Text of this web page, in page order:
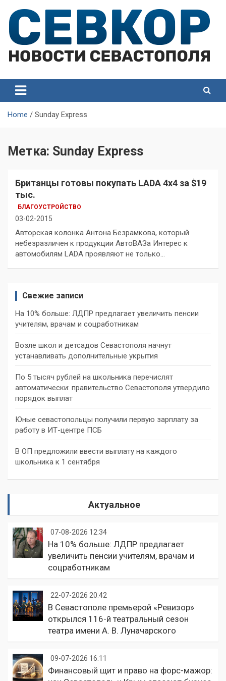
content
Севастополя
Севастополя
Home Sunday Express
Метка: Sunday Express
Британцы готовы покупать LADA 4х4 за $19
тыс.
БЛАГОУСТРОЙСТВО
03-02-2015
Авторская колонка Антона Безрамкова, который
небезразличен к продукции АвтоВАЗа Интерес к
автомобилям LADA проявляют не только…
Свежие записи
На 10% больше: ЛДПР предлагает увеличить пенсии
учителям, врачам и соцработникам
Возле школ и детсадов Севастополя начнут
устанавливать дополнительные укрытия
По 5 тысяч рублей на школьника перечислят
автоматически: правительство Севастополя утвердило
порядок выплат
Юные севастопольцы получили первую зарплату за
работу в ИТ-центре ПСБ
В ОП предложили ввести выплату на каждого
школьника к 1 сентября
Актуальное
07-08-2026 12:34
На 10% больше: ЛДПР предлагает
увеличить пенсии учителям, врачам и
соцработникам
22-07-2026 20:42
В Севастополе премьерой «Ревизор»
открылся 116-й театральный сезон
театра имени А. В. Луначарского
09-07-2026 16:11
Финансовый щит и право на форс-мажор: